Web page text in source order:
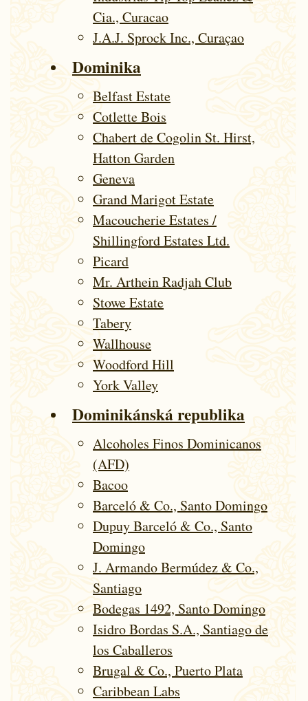
Cia., Curacao
J.A.J. Sprock Inc., Curaçao
Dominika
Belfast Estate
Cotlette Bois
Chabert de Cogolin St. Hirst,
Hatton Garden
Geneva
Grand Marigot Estate
Macoucherie Estates /
Shillingford Estates Ltd.
Picard
Mr. Arthein Radjah Club
Stowe Estate
Tabery
Wallhouse
Woodford Hill
York Valley
Domini­kán­ská re­pub­li­ka
Alcoholes Finos Dominicanos
(AFD)
Bacoo
Barceló & Co., Santo Domingo
Dupuy Barceló & Co., Santo
Domingo
J. Armando Bermúdez & Co.,
Santiago
Bodegas 1492, Santo Domingo
Isidro Bordas S.A., Santiago de
los Caballeros
Brugal & Co., Puerto Plata
Caribbean Labs